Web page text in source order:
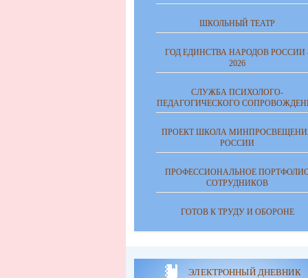
ШКОЛЬНЫЙ ТЕАТР
ГОД ЕДИНСТВА НАРОДОВ РОССИИ
2026
СЛУЖБА ПСИХОЛОГО-
ПЕДАГОГИЧЕСКОГО
ПРОЕКТ ШКОЛА
РОССИИ
ПРОФЕССИОНАЛЬНОЕ
СОТРУДНИКОВ
ГОТОВ К ТРУДУ И ОБОРОНЕ
ЭЛЕКТРОННЫЙ ДНЕВНИК